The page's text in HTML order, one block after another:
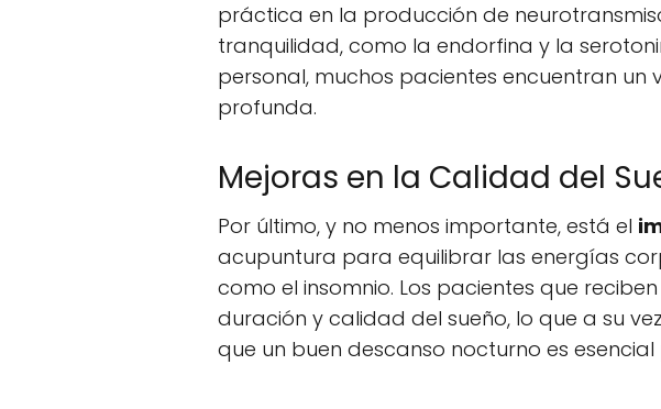
práctica en la producción de
tranquilidad, como la endorfina y la
personal, muchos pacientes encuentran
profunda.
Mejoras en la Calidad del
Por último, y no menos importante, está el
acupuntura para equilibrar las energías
como el insomnio. Los pacientes que
duración y calidad del sueño, lo que a su
que un buen descanso nocturno es